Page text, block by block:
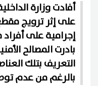
أفادت وزارة
على إثر ترويج
إجرامية على
بادرت المصالح
التعريف بتلك
بالرغم من عدم